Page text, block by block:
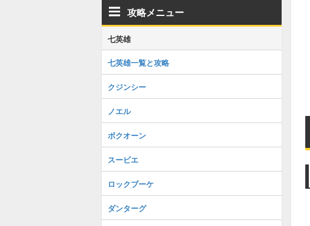
攻略メニュー
七英雄
七英雄一覧と攻略
クジンシー
ノエル
ボクオーン
スービエ
ロックブーケ
ダンターグ